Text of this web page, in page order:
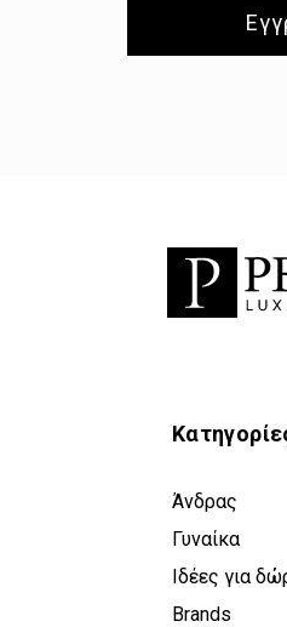
Άνδρας
Γυναίκα
Ιδέες για
Brands